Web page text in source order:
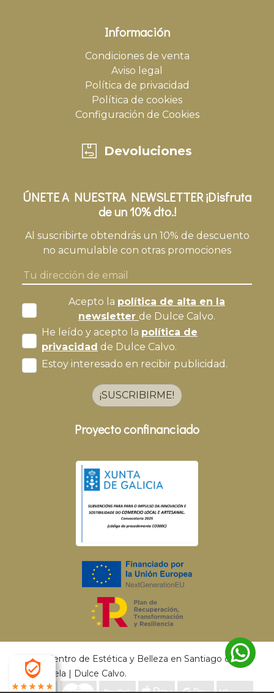
Información
Condiciones de venta
Aviso legal
Política de privacidad
Política de cookies
Configuración de Cookies
Devoluciones
ÚNETE A NUESTRA NEWSLETTER ¡Disfruta
de un 10% dto.!
Al suscribirte obtendrás un 10% de descuento
no acumulable con otras promociones
Acepto la política de alta en la
newsletter de Dulce Calvo.
He leído y acepto la política de
privacidad de Dulce Calvo.
Estoy interesado en recibir publicidad.
¡SUSCRIBIRME!
Proyecto confinanciado
© 2026 Centro de Estética y Belleza en Santiago de
Compostela | Dulce Calvo.